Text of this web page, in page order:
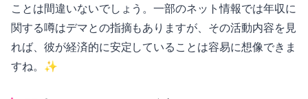
ことは間違いないでしょう。一部のネット情報では年収に
関する噂はデマとの指摘もありますが、その活動内容を見
れば、彼が経済的に安定していることは容易に想像できま
すね。✨